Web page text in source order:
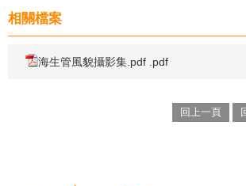
相關檔案
海生管風貌攝影集.pdf .pdf
回上一頁